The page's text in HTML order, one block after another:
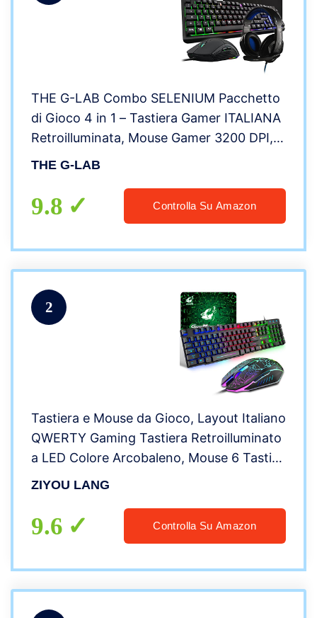
THE G-LAB Combo SELENIUM Pacchetto
di Gioco 4 in 1 – Tastiera Gamer ITALIANA
Retroilluminata, Mouse Gamer 3200 DPI,
Cuffia da Gioco, Tappetino Mouse
PC/PS4/Xbox One
THE G-LAB
9.8 Controlla Su Amazon
2
Tastiera e Mouse da Gioco, Layout Italiano
QWERTY Gaming Tastiera Retroilluminato
a LED Colore Arcobaleno, Mouse 6 Tasti
2400 DPI e Tappetino per Mouse, USB
ZIYOU LANG
9.6 Controlla Su Amazon